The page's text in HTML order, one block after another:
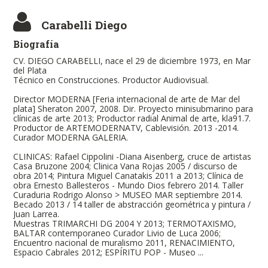
Carabelli Diego
Biografía
CV. DIEGO CARABELLI, nace el 29 de diciembre 1973, en Mar
del Plata
Técnico en Construcciones. Productor Audiovisual.
Director MODERNA [Feria internacional de arte de Mar del
plata] Sheraton 2007, 2008. Dir. Proyecto minisubmarino para
clínicas de arte 2013; Productor radial Animal de arte, kla91.7.
Productor de ARTEMODERNATV, Cablevisión. 2013 -2014.
Curador MODERNA GALERIA.
CLINICAS: Rafael Cippolini -Diana Aisenberg, cruce de artistas
Casa Bruzone 2004; Clinica Vana Rojas 2005 / discurso de
obra 2014; Pintura Miguel Canatakis 2011 a 2013; Clínica de
obra Ernesto Ballesteros - Mundo Dios febrero 2014. Taller
Curaduria Rodrigo Alonso > MUSEO MAR septiembre 2014.
Becado 2013 / 14 taller de abstracción geométrica y pintura /
Juan Larrea.
Muestras TRIMARCHI DG 2004 Y 2013; TERMOTAXISMO,
BALTAR contemporaneo Curador Livio de Luca 2006;
Encuentro nacional de muralismo 2011, RENACIMIENTO,
Espacio Cabrales 2012; ESPÍRITU POP - Museo ...